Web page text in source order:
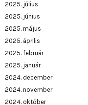
2025. július
2025. június
2025. május
2025. április
2025. február
2025. január
2024. december
2024. november
2024. október